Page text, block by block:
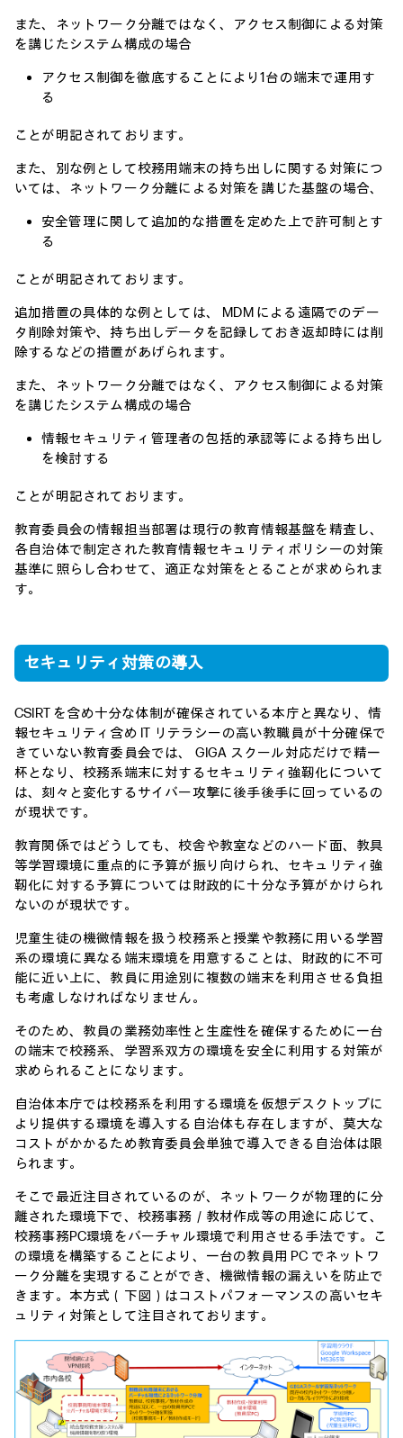
また、ネットワーク分離ではなく、アクセス制御による対策
を講じたシステム構成の場合
アクセス制御を徹底することにより1台の端末で運用す
る
ことが明記されております。
また、別な例として校務用端末の持ち出しに関する対策につ
いては、ネットワーク分離による対策を講じた基盤の場合、
安全管理に関して追加的な措置を定めた上で許可制とす
る
ことが明記されております。
追加措置の具体的な例としては、 MDM による遠隔でのデー
タ削除対策や、持ち出しデータを記録しておき返却時には削
除するなどの措置があげられます。
また、ネットワーク分離ではなく、アクセス制御による対策
を講じたシステム構成の場合
情報セキュリティ管理者の包括的承認等による持ち出し
を検討する
ことが明記されております。
教育委員会の情報担当部署は現行の教育情報基盤を精査し、
各自治体で制定された教育情報セキュリティポリシーの対策
基準に照らし合わせて、適正な対策をとることが求められま
す。
セキュリティ対策の導入
CSIRT を含め十分な体制が確保されている本庁と異なり、情
報セキュリティ含め IT リテラシーの高い教職員が十分確保で
きていない教育委員会では、 GIGA スクール対応だけで精一
杯となり、校務系端末に対するセキュリティ強靭化について
は、刻々と変化するサイバー攻撃に後手後手に回っているの
が現状です。
教育関係ではどうしても、校舎や教室などのハード面、教具
等学習環境に重点的に予算が振り向けられ、セキュリティ強
靭化に対する予算については財政的に十分な予算がかけられ
ないのが現状です。
児童生徒の機微情報を扱う校務系と授業や教務に用いる学習
系の環境に異なる端末環境を用意することは、財政的に不可
能に近い上に、教員に用途別に複数の端末を利用させる負担
も考慮しなければなりません。
そのため、教員の業務効率性と生産性を確保するために一台
の端末で校務系、学習系双方の環境を安全に利用する対策が
求められることになります。
自治体本庁では校務系を利用する環境を仮想デスクトップに
より提供する環境を導入する自治体も存在しますが、莫大な
コストがかかるため教育委員会単独で導入できる自治体は限
られます。
そこで最近注目されているのが、ネットワークが物理的に分
離された環境下で、校務事務／教材作成等の用途に応じて、
校務事務PC環境をバーチャル環境で利用させる手法です。こ
の環境を構築することにより、一台の教員用 PC でネットワ
ーク分離を実現することができ、機微情報の漏えいを防止で
きます。本方式（下図）はコストパフォーマンスの高いセキ
ュリティ対策として注目されております。